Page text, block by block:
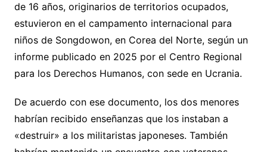
de 16 años, originarios de territorios ocupados,
estuvieron en el campamento internacional para
niños de Songdowon, en Corea del Norte, según un
informe publicado en 2025 por el Centro Regional
para los Derechos Humanos, con sede en Ucrania.
De acuerdo con ese documento, los dos menores
habrían recibido enseñanzas que los instaban a
«destruir» a los militaristas japoneses. También